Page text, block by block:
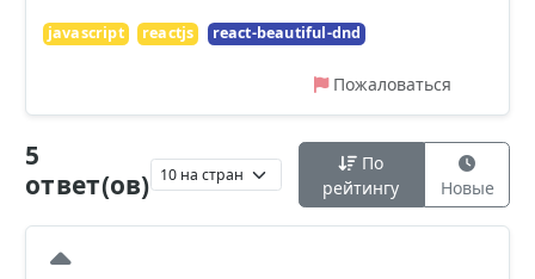
javascript reactjs react-beautiful-dnd
Пожаловаться
5
ответ(ов)
По
рейтингу
Новые